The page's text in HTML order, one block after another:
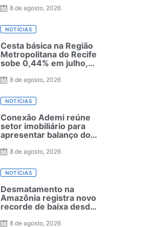
8 de agosto, 2026
NOTÍCIAS
Cesta básica na Região
Metropolitana do Recife
sobe 0,44% em julho,
8 de agosto, 2026
NOTÍCIAS
Conexão Ademi reúne
setor imobiliário para
apresentar balanço do
8 de agosto, 2026
NOTÍCIAS
Desmatamento na
Amazônia registra novo
recorde de baixa desde
8 de agosto, 2026